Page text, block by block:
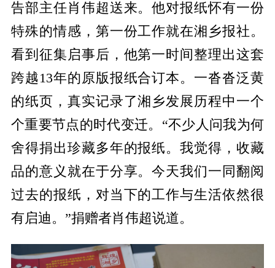
告部主任肖伟超送来。他对报纸怀有一份
特殊的情感，第一份工作就在湘乡报社。
看到征集启事后，他第一时间整理出这套
跨越13年的原版报纸合订本。一沓沓泛黄
的纸页，真实记录了湘乡发展历程中一个
个重要节点的时代变迁。“不少人问我为何
舍得捐出珍藏多年的报纸。我觉得，收藏
品的意义就在于分享。今天我们一同翻阅
过去的报纸，对当下的工作与生活依然很
有启迪。”捐赠者肖伟超说道。